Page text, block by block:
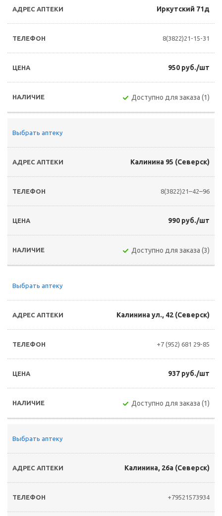
Иркутский 71д
8(3822)21-15-31
950 руб./шт
Доступно для заказа (1)
Выбрать аптеку
Калинина 95 (Северск)
8(3822)21–42–96
990 руб./шт
Доступно для заказа (3)
Выбрать аптеку
Калинина ул., 42 (Северск)
+7 (952) 681 29-85
937 руб./шт
Доступно для заказа (1)
Выбрать аптеку
Калинина, 26а (Северск)
+79521573934